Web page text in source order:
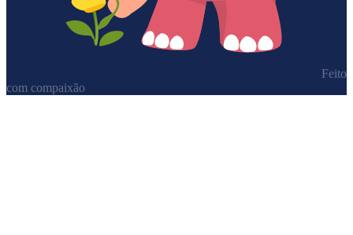
Feito
com compaixão